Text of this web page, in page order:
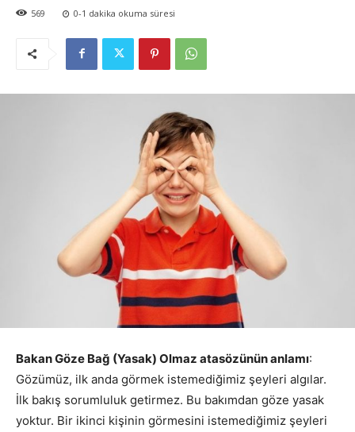
569 0-1 dakika okuma süresi
Bakan Göze Bağ (Yasak) Olmaz atasözünün anlamı:
Gözümüz, ilk anda görmek istemediğimiz şeyleri algılar.
İlk bakış sorumluluk getirmez. Bu bakımdan göze yasak
yoktur. Bir ikinci kişinin görmesini istemediğimiz şeyleri